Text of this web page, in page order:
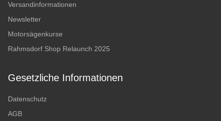
Versandinformationen
Newsletter
Motorsägenkurse
Rahmsdorf Shop Relaunch 2025
Gesetzliche Informationen
Datenschutz
AGB